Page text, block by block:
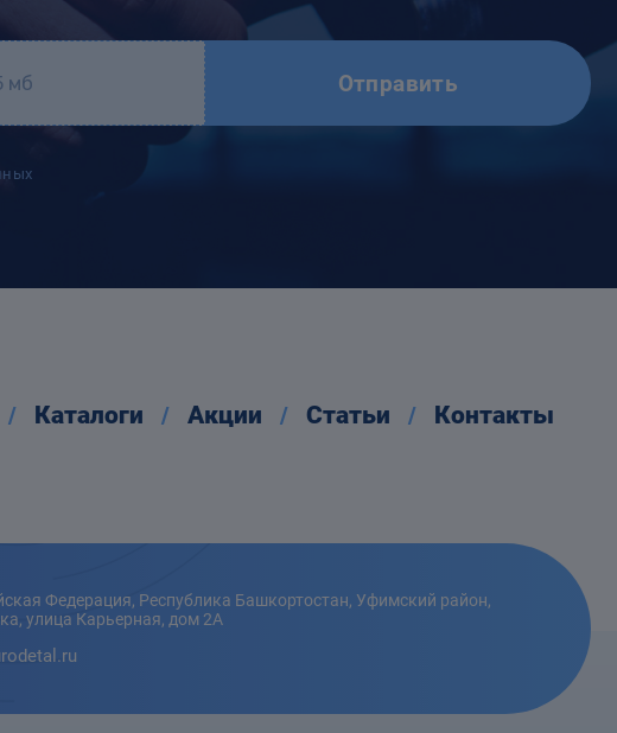
мб Отправить
Каталоги Акции Статьи Контакты
Федерация, Республика Башкортостан, Уфимский район,
улица Карьерная, дом 2А